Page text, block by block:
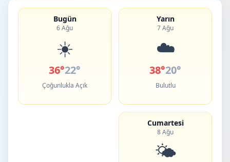
Bugün
6 Ağu
☀️
36°22°
Çoğunlukla Açık
Yarın
7 Ağu
☁️
38°20°
Bulutlu
Cumartesi
8 Ağu
🌤️